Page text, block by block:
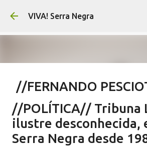
Pular para o conteúdo
VIVA! Serra Negra
//FERNANDO
Encurtando caminho
em agosto 06, 2026 FERNANDO PESCIOTTA
VIVA! SERRA NEGRA
//POLÍTICA// Tribuna
ilustre desconhecida,
Serra Negra desde